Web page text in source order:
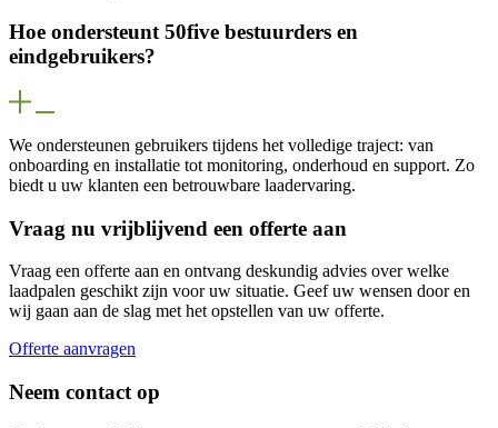
Hoe ondersteunt 50five bestuurders en
eindgebruikers?
We ondersteunen gebruikers tijdens het volledige traject: van
onboarding en installatie tot monitoring, onderhoud en support. Zo
biedt u uw klanten een betrouwbare laadervaring.
Vraag nu vrijblijvend een offerte aan
Vraag een offerte aan en ontvang deskundig advies over welke
laadpalen geschikt zijn voor uw situatie. Geef uw wensen door en
wij gaan aan de slag met het opstellen van uw offerte.
Offerte aanvragen
Neem contact op